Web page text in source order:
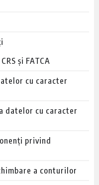
și FATCA
cu caracter
datelor cu caracter
privind
a conturilor